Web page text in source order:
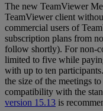
The new TeamViewer
TeamViewer client
commercial users of
subscription plans from
follow shortly). For non-
limited to five while
with up to ten
the size of the meetings
compatibility with the
version 15.13 is